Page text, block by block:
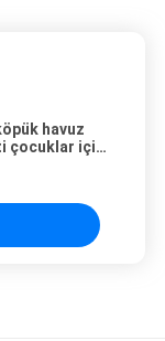
havuz
çocuklar için